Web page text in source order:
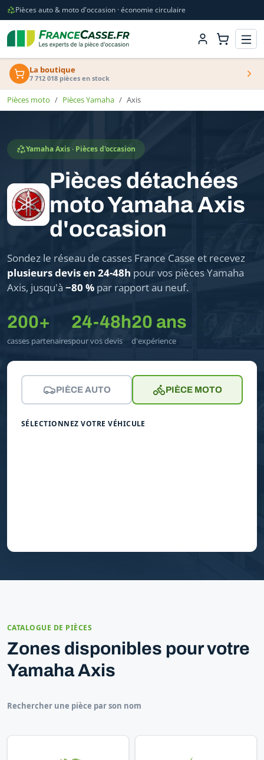
Pièces auto & moto d'occasion · économie circulaire
La boutique
7 712 018 pièces en stock
Pièces moto Pièces Yamaha Axis
Yamaha Axis · Pièces d'occasion
Pièces détachées
moto Yamaha Axis
d'occasion
Sondez le réseau de casses France Casse et recevez
plusieurs devis en 24-48h pour vos pièces Yamaha
Axis, jusqu'à −80 % par rapport au neuf.
200+
casses partenaires
24-48h
pour vos devis
20 ans
d'expérience
PIÈCE AUTO PIÈCE MOTO
SÉLECTIONNEZ VOTRE VÉHICULE
CATALOGUE DE PIÈCES
Zones disponibles pour votre
Yamaha Axis
Rechercher une pièce par son nom